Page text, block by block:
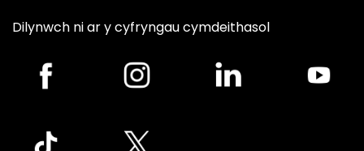
Dilynwch ni ar y cyfryngau cymdeithasol